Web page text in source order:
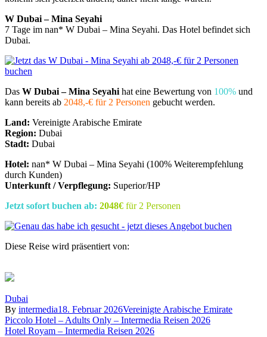
W Dubai – Mina Seyahi
7 Tage im nan* W Dubai – Mina Seyahi. Das Hotel befindet sich
Dubai.
Das W Dubai – Mina Seyahi hat eine Bewertung von 100% und
kann bereits ab 2048,-€ für 2 Personen gebucht werden.
Land: Vereinigte Arabische Emirate
Region: Dubai
Stadt: Dubai
Hotel: nan* W Dubai – Mina Seyahi (100% Weiterempfehlung
durch Kunden)
Unterkunft / Verpflegung: Superior/HP
Jetzt sofort buchen ab: 2048€ für 2 Personen
Diese Reise wird präsentiert von:
Dubai
By intermedia18. Februar 2026Vereinigte Arabische Emirate
Beitragsnavigation
Piccolo Hotel – Adults Only – Intermedia Reisen 2026
Hotel Royam – Intermedia Reisen 2026